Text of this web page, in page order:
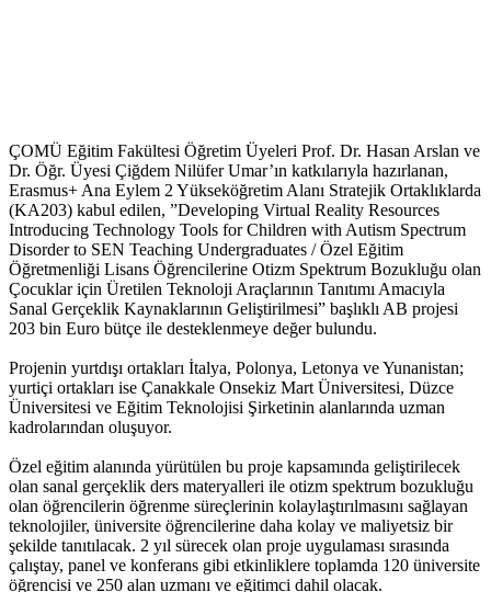
ÇOMÜ Eğitim Fakültesi Öğretim Üyeleri Prof. Dr. Hasan Arslan ve
Dr. Öğr. Üyesi Çiğdem Nilüfer Umar’ın katkılarıyla hazırlanan,
Erasmus+ Ana Eylem 2 Yükseköğretim Alanı Stratejik Ortaklıklarda
(KA203) kabul edilen, ”Developing Virtual Reality Resources
Introducing Technology Tools for Children with Autism Spectrum
Disorder to SEN Teaching Undergraduates / Özel Eğitim
Öğretmenliği Lisans Öğrencilerine Otizm Spektrum Bozukluğu olan
Çocuklar için Üretilen Teknoloji Araçlarının Tanıtımı Amacıyla
Sanal Gerçeklik Kaynaklarının Geliştirilmesi” başlıklı AB projesi
203 bin Euro bütçe ile desteklenmeye değer bulundu.
Projenin yurtdışı ortakları İtalya, Polonya, Letonya ve Yunanistan;
yurtiçi ortakları ise Çanakkale Onsekiz Mart Üniversitesi, Düzce
Üniversitesi ve Eğitim Teknolojisi Şirketinin alanlarında uzman
kadrolarından oluşuyor.
Özel eğitim alanında yürütülen bu proje kapsamında geliştirilecek
olan sanal gerçeklik ders materyalleri ile otizm spektrum bozukluğu
olan öğrencilerin öğrenme süreçlerinin kolaylaştırılmasını sağlayan
teknolojiler, üniversite öğrencilerine daha kolay ve maliyetsiz bir
şekilde tanıtılacak. 2 yıl sürecek olan proje uygulaması sırasında
çalıştay, panel ve konferans gibi etkinliklere toplamda 120 üniversite
öğrencisi ve 250 alan uzmanı ve eğitimci dahil olacak.